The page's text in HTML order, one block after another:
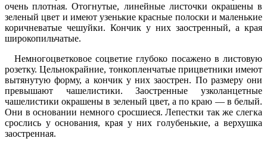
очень плотная. Отогнутые, линейные листочки окрашены в
зеленый цвет и имеют узенькие красные полоски и маленькие
коричневатые чешуйки. Кончик у них заостренный, а края
широкопильчатые.
Немногоцветковое соцветие глубоко посажено в листовую
розетку. Цельнокрайние, тонкопленчатые прицветники имеют
вытянутую форму, а кончик у них заострен. По размеру они
превышают чашелистики. Заостренные узколанцетные
чашелистики окрашены в зеленый цвет, а по краю ― в белый.
Они в основании немного сросшиеся. Лепестки так же слегка
срослись у основания, края у них голубенькие, а верхушка
заостренная.